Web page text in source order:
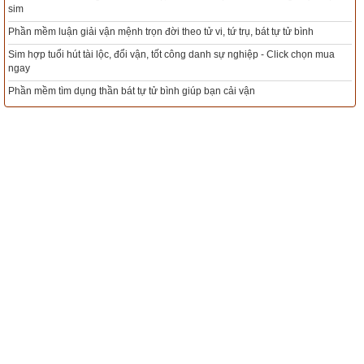
Đầu mũi tôi nóng lên và ánh mắt tôi cay cay. Miệng tôi buột ra
câu trả lời nghẹn ngào:
- Em cũng yêu anh.
mua
Mua sim Thần tài, Thần tài theo bạn! Giao sim miễn phí
Tổng Kho Sim Năm sinh 0x - 9x - 8x -7x -6x giá rẻ nhất thị trường - Click